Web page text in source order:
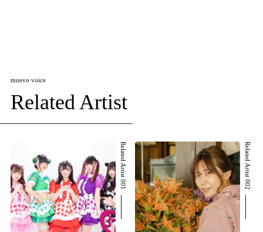
muevo voice
Related Artist
Related Artist 001 Related Artist 002